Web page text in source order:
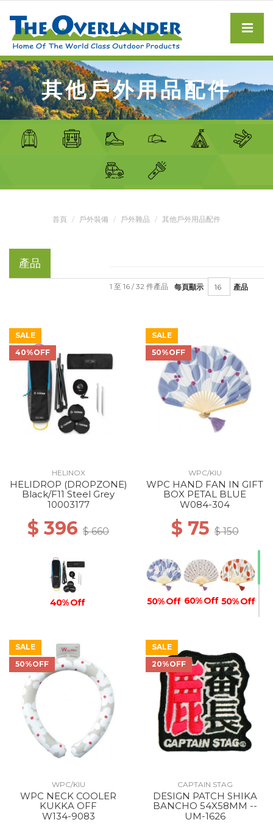
其他戶外用品配件
首頁 戶外裝備 戶外雜品 其他戶外用品配件
產品
每頁顯示 產品
1 至 16 / 32 件產品
SALE
40%OFF
HELINOX
HELIDROP (DROPZONE)
Black/F11 Steel Grey
10003177
$ 396 $ 660
40% Off
SALE
50%OFF
WPC/KIU
WPC HAND FAN IN GIFT
BOX PETAL BLUE
W084-304
$ 75$ 150
50% Off 60% Off 50% Off
40% Off
SALE
50%OFF
WPC/KIU
WPC NECK COOLER
KUKKA OFF
W134-9083
SALE
20%OFF
CAPTAIN STAG
DESIGN PATCH SHIKA
BANCHO 54X58MM --
UM-1626